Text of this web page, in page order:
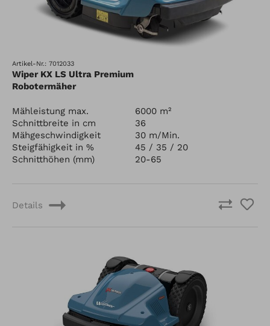
Artikel-Nr.: 7012033
Wiper KX LS Ultra Premium
Robotermäher
Mähleistung max.
6000 m²
Schnittbreite in cm
36
Mähgeschwindigkeit
30 m/Min.
Steigfähigkeit in %
45 / 35 / 20
Schnitthöhen (mm)
20-65
Details